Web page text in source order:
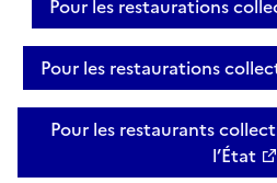
Pour les restaurations
Pour les restaurations
Pour les restaurants
l’État